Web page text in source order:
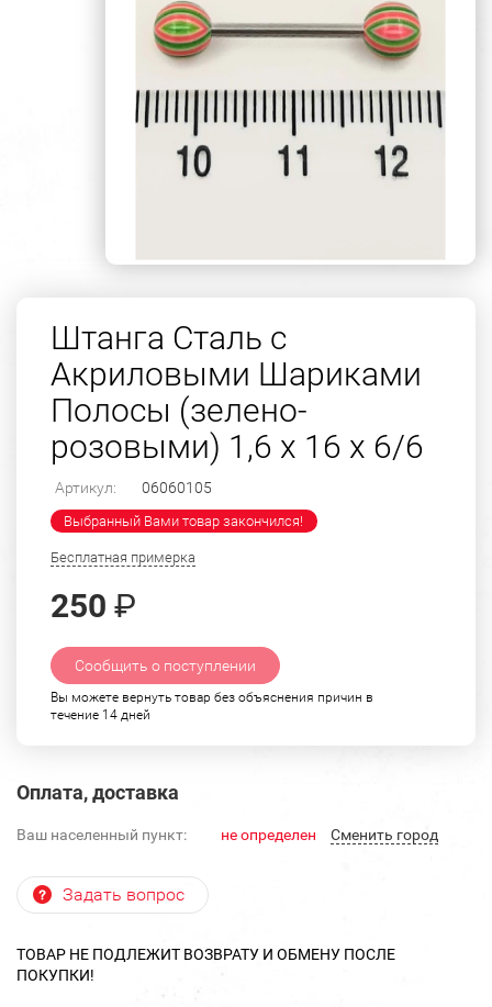
Штанга Сталь с
Акриловыми Шариками
Полосы (зелено-
розовыми) 1,6 х 16 х 6/6
Артикул: 06060105
Выбранный Вами товар закончился!
Бесплатная примерка
250 ₽
Сообщить о поступлении
Вы можете вернуть товар без объяснения причин в
течение 14 дней
Оплата, доставка
Ваш населенный пункт: не определен Cменить город
Задать вопрос
ТОВАР НЕ ПОДЛЕЖИТ ВОЗВРАТУ И ОБМЕНУ ПОСЛЕ
ПОКУПКИ!